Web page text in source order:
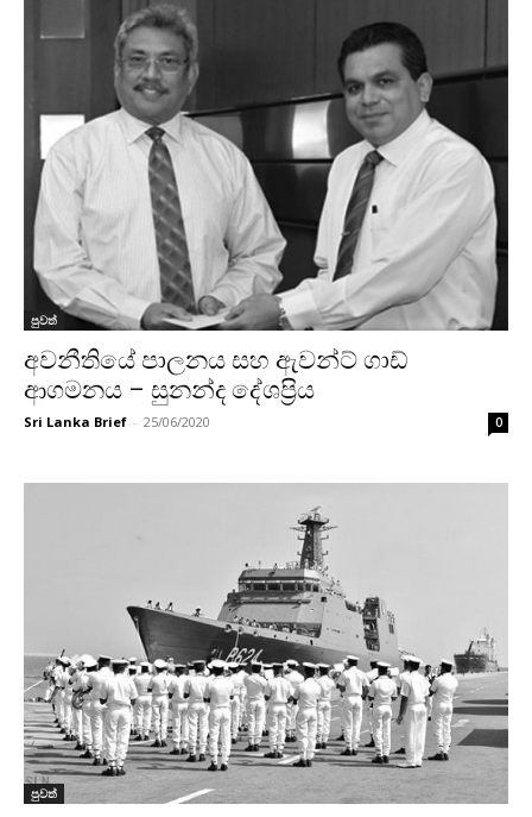
පුවත්
අවනීතියේ පාලනය සහ ඇවන්ට් ගාඩ්
ආගමනය – සුනන්ද දේශප්‍රිය
Sri Lanka Brief - 25/06/2020 0
පුවත්